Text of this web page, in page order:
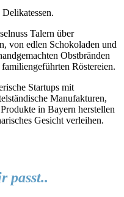
Talern über
von edlen Schokoladen und
Obstbränden
Röstereien.
Startups mit
Manufakturen,
in Bayern herstellen
Gesicht verleihen.
passt..